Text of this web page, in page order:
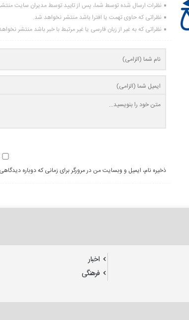
نظرات ارسال شده توسط شما، پس از تایید توسط مدیران سایت
نظراتی که حاوی تهمت یا افترا باشد منتشر نخواهد شد.
نظراتی که به غیر از زبان فارسی یا غیر مرتبط با خبر باشد منتشر
ذخیره نام، ایمیل و وبسایت من در مرورگر برای زمانی که دوباره
اخبار
فرهنگی